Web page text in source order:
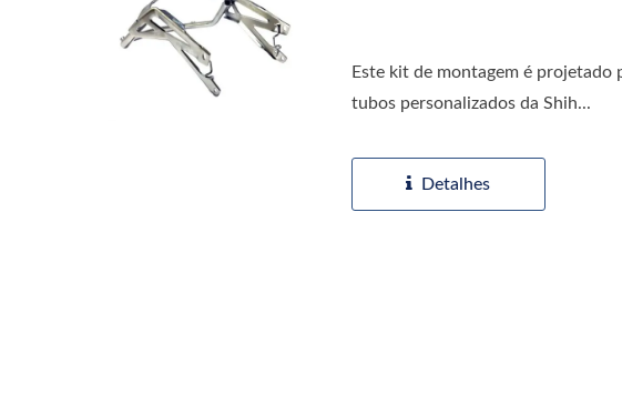
Este kit de montagem é projetado
tubos personalizados da Shih...
Detalhes